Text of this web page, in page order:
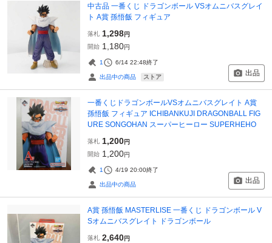
中古品 一番くじ ドラゴンボール VSオムニバスグレイ
ト A賞 孫悟飯 フィギュア
落札 1,298円
開始 1,180円
1 6/14 22:48終了
出品中の商品 ストア 出品
一番くじドラゴンボールVSオムニバスグレイト A賞
孫悟飯 フィギュア ICHIBANKUJI DRAGONBALL FIG
URE SONGOHAN スーパーヒーロー SUPERHEHO
落札 1,200円
開始 1,200円
1 4/19 20:00終了
出品中の商品 出品
A賞 孫悟飯 MASTERLISE 一番くじ ドラゴンボール V
Sオムニバスグレイト ドラゴンボール
落札 2,640円